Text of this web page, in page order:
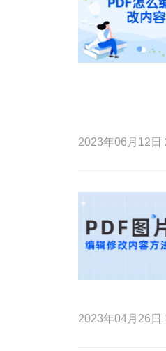
2023年06月12日
2023年04月26日